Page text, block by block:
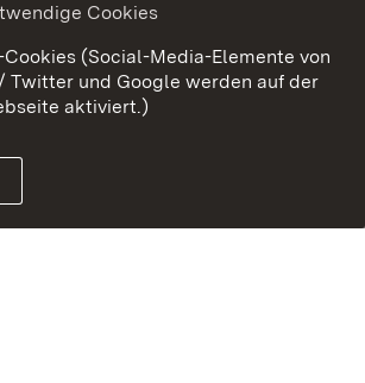
Cookies
(Social-Media-Elemente von
Twitter und Google werden auf der
aktiviert.)